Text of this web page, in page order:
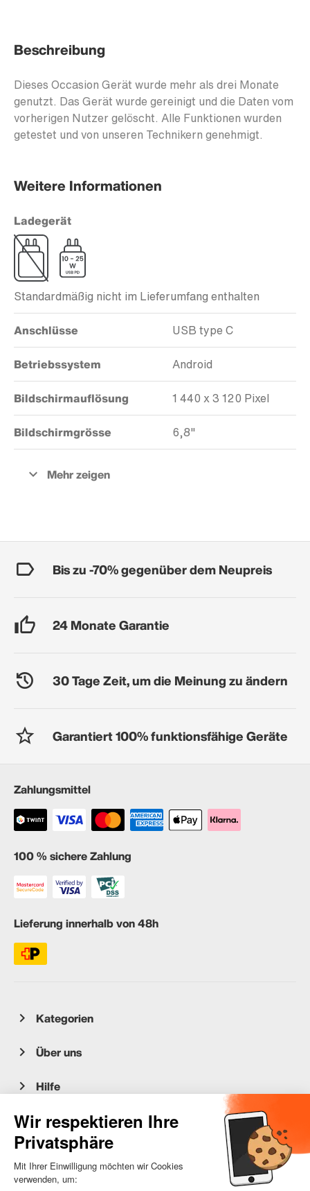
Beschreibung
Dieses Occasion Gerät wurde mehr als drei Monate
genutzt. Das Gerät wurde gereinigt und die Daten vom
vorherigen Nutzer gelöscht. Alle Funktionen wurden
getestet und von unseren Technikern genehmigt.
Weitere Informationen
Ladegerät
Standardmäßig nicht im Lieferumfang enthalten
Anschlüsse USB type C
Betriebssystem Android
Bildschirmauflösung 1 440 x 3 120 Pixel
Bildschirmgrösse 6,8"
Bis zu -70% gegenüber dem Neupreis
24 Monate Garantie
30 Tage Zeit, um die Meinung zu ändern
Garantiert 100% funktionsfähige Geräte
Zahlungsmittel
100 % sichere Zahlung
Lieferung innerhalb von 48h
Kategorien
Über uns
Hilfe
Kundenservice
occasion.migros.mobile@recommerce.com
Montag-Freitag 08:00-17:00